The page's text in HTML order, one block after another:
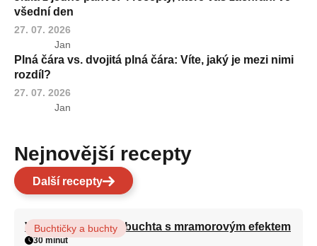
všední den
27. 07. 2026
Jan
Plná čára vs. dvojitá plná čára: Víte, jaký je mezi nimi
rozdíl?
27. 07. 2026
Jan
Nejnovější recepty
Další recepty
Vláčná olejová litá buchta s mramorovým efektem
Buchtičky a buchty
30 minut